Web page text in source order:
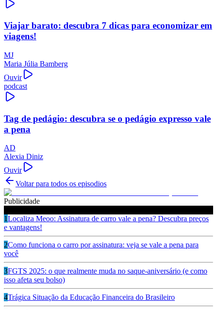
Viajar barato: descubra 7 dicas para economizar em
viagens!
MJ
Maria Júlia Bamberg
Ouvir
podcast
Tag de pedágio: descubra se o pedágio expresso vale
a pena
AD
Alexia Diniz
Ouvir
Voltar para todos os episodios
Publicidade
1Localiza Meoo: Assinatura de carro vale a pena? Descubra preços
e vantagens!
2Como funciona o carro por assinatura: veja se vale a pena para
você
3FGTS 2025: o que realmente muda no saque-aniversário (e como
isso afeta seu bolso)
4Trágica Situação da Educação Financeira do Brasileiro